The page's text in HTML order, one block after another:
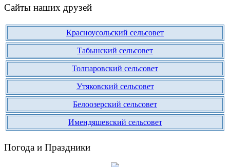
Сайты наших друзей
Красноусольский сельсовет
Табынский сельсовет
Толпаровский сельсовет
Утяковский сельсовет
Белоозерский сельсовет
Имендяшевский сельсовет
Погода и Праздники